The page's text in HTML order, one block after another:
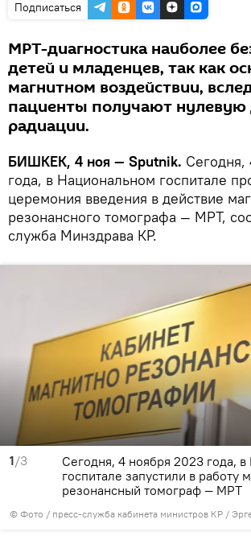
Подписаться
МРТ-диагностика наиболее
детей и младенцев, так как
магнитном воздействии,
пациенты получают нулевую
радиации.
БИШКЕК, 4 ноя — Sputnik. Сегодня,
года, в Национальном госпитале
церемония введения в действие
резонансного томографа — МРТ,
служба Минздрава КР.
1/3
© Фото / пресс-служба кабинета министров КР /
Сегодня, 4 ноября 2023 года,
госпитале запустили в работу
резонансный томограф — МРТ